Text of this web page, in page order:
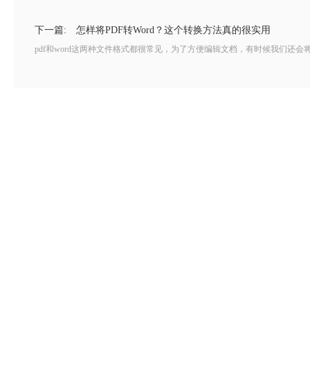
下一篇: 怎样将PDF转Word？这个转换方法真的很实用
pdf和word这两种文件格式都很常见，为了方便编辑文档，有时候我们还